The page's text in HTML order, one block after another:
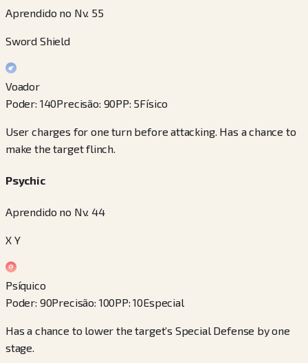
Aprendido no Nv. 55
Sword Shield
Voador
Poder: 140Precisão: 90PP: 5Físico
User charges for one turn before attacking. Has a chance to
make the target flinch.
Psychic
Aprendido no Nv. 44
X Y
Psíquico
Poder: 90Precisão: 100PP:10Especial
Has a chance to lower the target’s Special Defense by one
stage.